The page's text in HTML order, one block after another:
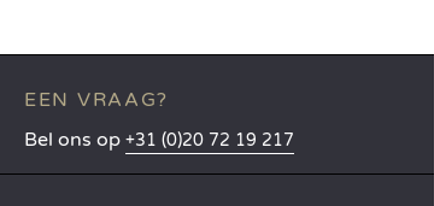
EEN VRAAG?
Bel ons op +31 (0)20 72 19 217